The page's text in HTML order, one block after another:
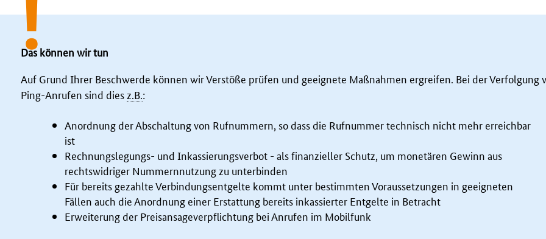
Das können wir tun
Auf Grund Ihrer Beschwerde können wir Verstöße prüfen und geeignete Maßnahmen ergreifen. Bei der Verfolgung
Ping-Anrufen sind dies z.B.:
Anordnung der Abschaltung von Rufnummern, so dass die Rufnummer technisch nicht mehr erreichbar
ist
Rechnungslegungs- und Inkassierungsverbot - als finanzieller Schutz, um monetären Gewinn aus
rechtswidriger Nummernnutzung zu unterbinden
Für bereits gezahlte Verbindungsentgelte kommt unter bestimmten Voraussetzungen in geeigneten
Fällen auch die Anordnung einer Erstattung bereits inkassierter Entgelte in Betracht
Erweiterung der Preisansageverpflichtung bei Anrufen im Mobilfunk